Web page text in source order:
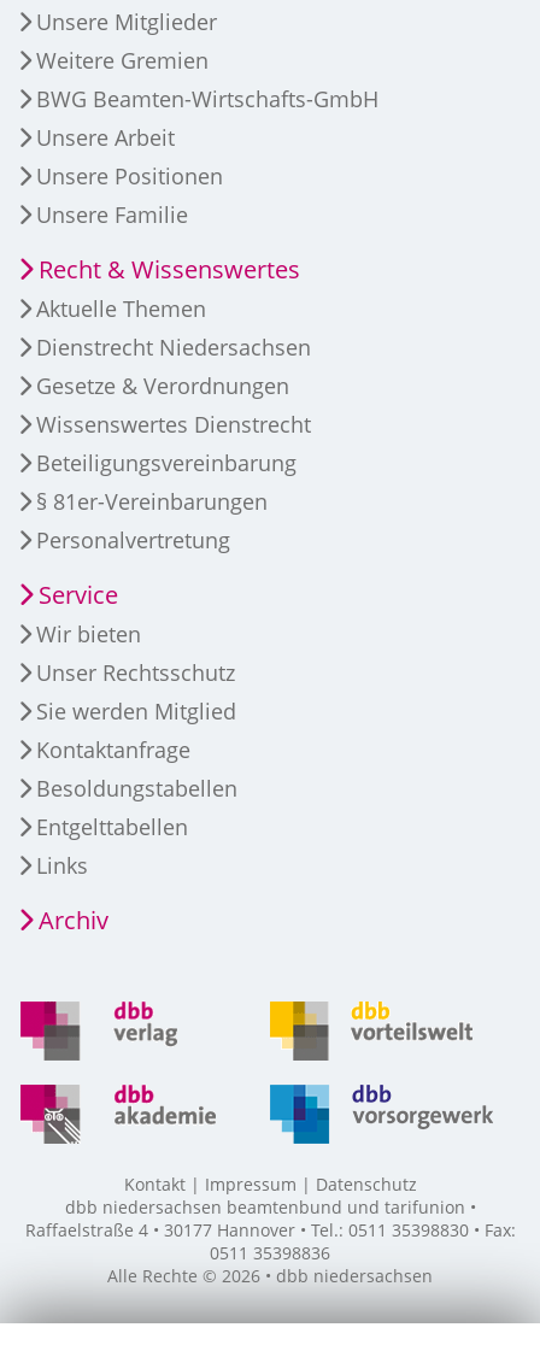
Unsere Mitglieder
Weitere Gremien
BWG Beamten-Wirtschafts-GmbH
Unsere Arbeit
Unsere Positionen
Unsere Familie
Recht & Wissenswertes
Aktuelle Themen
Dienstrecht Niedersachsen
Gesetze & Verordnungen
Wissenswertes Dienstrecht
Beteiligungsvereinbarung
§ 81er-Vereinbarungen
Personalvertretung
Service
Wir bieten
Unser Rechtsschutz
Sie werden Mitglied
Kontaktanfrage
Besoldungstabellen
Entgelttabellen
Links
Archiv
Kontakt Impressum
Datenschutz
dbb niedersachsen beamtenbund und tarifunion •
Raffaelstraße 4 • 30177 Hannover • Tel.: 0511 35398830 • Fax:
0511 35398836
Alle Rechte © 2026 • dbb niedersachsen